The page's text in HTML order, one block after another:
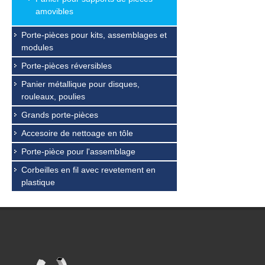
amovibles
Porte-pièces pour kits, assemblages et
modules
Porte-pièces réversibles
Panier métallique pour disques,
rouleaux, poulies
Grands porte-pièces
Accesoire de nettoage en tôle
Porte-pièce pour l'assemblage
Corbeilles en fil avec revetement en
plastique